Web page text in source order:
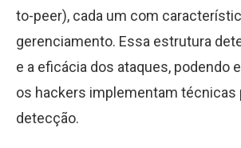
to-peer), cada um com
gerenciamento. Essa estrutura
e a eficácia dos ataques, podendo
os hackers implementam técnicas
detecção.